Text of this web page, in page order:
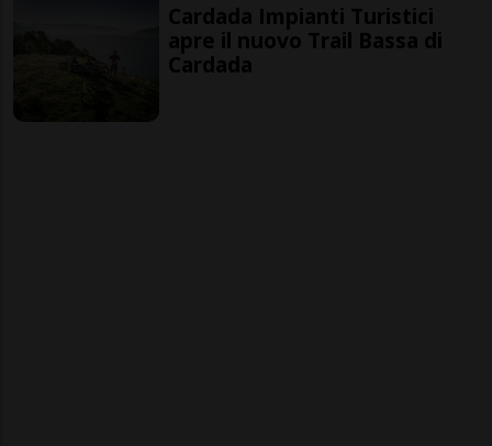
Cardada Impianti Turistici
apre il nuovo Trail Bassa di
Cardada